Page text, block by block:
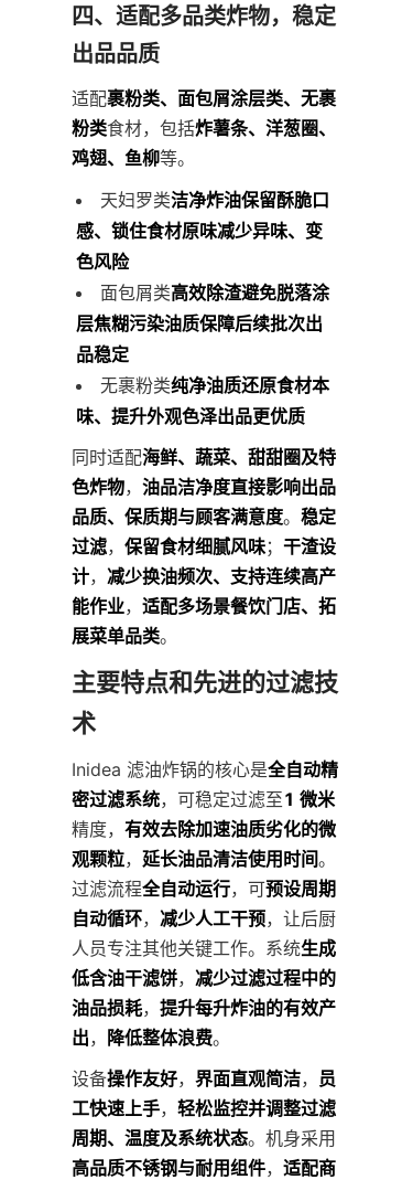
四、适配多品类炸物，稳定
出品品质
适配裹粉类、面包屑涂层类、无裹
粉类食材，包括炸薯条、洋葱圈、
鸡翅、鱼柳等。
天妇罗类洁净炸油保留酥脆口
感、锁住食材原味减少异味、变
色风险
面包屑类高效除渣避免脱落涂
层焦糊污染油质保障后续批次出
品稳定
无裹粉类纯净油质还原食材本
味、提升外观色泽出品更优质
同时适配海鲜、蔬菜、甜甜圈及特
色炸物， 油品洁净度直接影响出品
品质、保质期与顾客满意度。 稳定
过滤， 保留食材细腻风味； 干渣设
计， 减少换油频次、支持连续高产
能作业， 适配多场景餐饮门店、拓
展菜单品类。
主要特点和先进的过滤技
术
Inidea 滤油炸锅的核心是全自动精
密过滤系统，可稳定过滤至1 微米
精度， 有效去除加速油质劣化的微
观颗粒， 延长油品清洁使用时间。
过滤流程全自动运行，可预设周期
自动循环， 减少人工干预，让后厨
人员专注其他关键工作。系统生成
低含油干滤饼， 减少过滤过程中的
油品损耗， 提升每升炸油的有效产
出， 降低整体浪费。
设备操作友好， 界面直观简洁， 员
工快速上手， 轻松监控并调整过滤
周期、温度及系统状态。机身采用
高品质不锈钢与耐用组件， 适配商